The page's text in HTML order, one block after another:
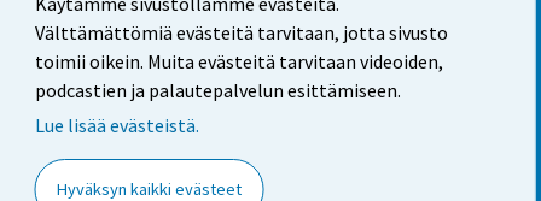
Välttämättömiä evästeitä tarvitaan, jotta sivusto
toimii oikein. Muita evästeitä tarvitaan videoiden,
podcastien ja palautepalvelun esittämiseen.
Lue lisää evästeistä.
Hyväksyn kaikki evästeet
Palaute
Käyttöehdot
Saavutettavuus